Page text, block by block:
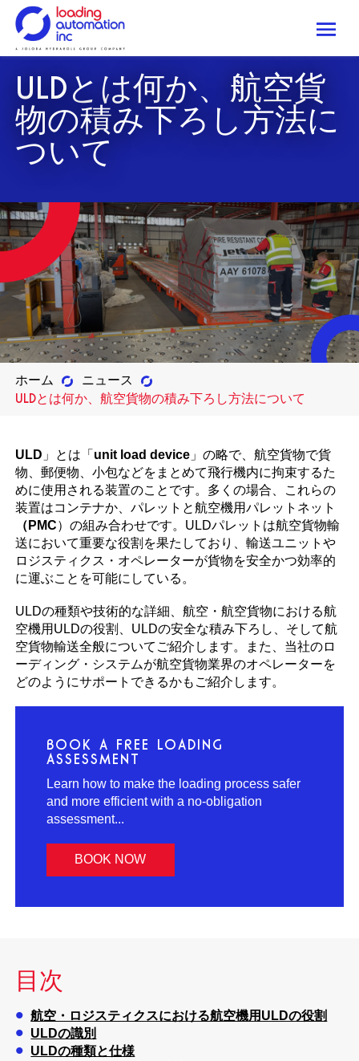
Loading
Automation
Inc
ULDとは何か、航空貨
物の積み下ろし方法に
ついて
ホーム
ニュース
ULDとは何か、航空貨物の積み下ろし方法について
ULD 」とは「 unit load device 」の略で、航空貨物で貨
物、郵便物、小包などをまとめて飛行機内に拘束するた
めに使用される装置のことです。多くの場合、これらの
装置はコンテナか、パレットと航空機用パレットネット
（PMC）の組み合わせです。ULDパレットは航空貨物輸
送において重要な役割を果たしており、輸送ユニットや
ロジスティクス・オペレーターが貨物を安全かつ効率的
に運ぶことを可能にしている。
ULDの種類や技術的な詳細、航空・航空貨物における航
空機用ULDの役割、ULDの安全な積み下ろし、そして航
空貨物輸送全般についてご紹介します。また、当社のロ
ーディング・システムが航空貨物業界のオペレーターを
どのようにサポートできるかもご紹介します。
BOOK A FREE LOADING
ASSESSMENT
Learn how to make the loading process safer
and more efficient with a no-obligation
assessment...
BOOK NOW
目次
航空・ロジスティクスにおける航空機用ULDの役割
ULDの識別
ULDの種類と仕様